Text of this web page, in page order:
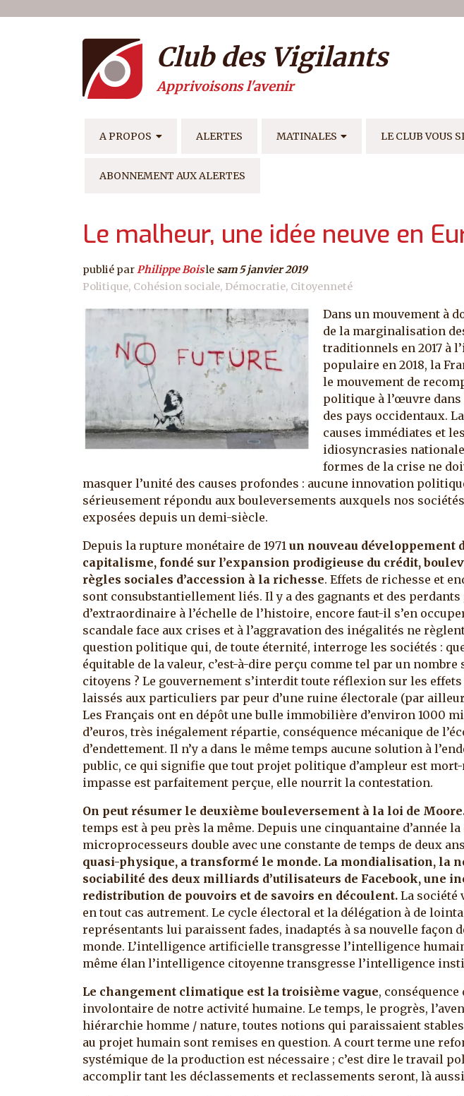
Menu du compte de l'utilisateur
Club des Vigilants
Apprivoisons l'avenir
NAVIGATION PRINCIPALE
A PROPOS ALERTES MATINALES LE CLUB VOUS
ABONNEMENT AUX ALERTES
Le malheur, une idée neuve en
publié par Philippe Boisle sam 5 janvier 2019
Politique Cohésion sociale Démocratie Citoyenneté
Dans un mouvement à
de la marginalisation
traditionnels en 2017 à
populaire en 2018, la
le mouvement de
politique à l’œuvre
des pays occidentaux.
causes immédiates et les
idiosyncrasies
formes de la crise ne
masquer l’unité des causes profondes : aucune innovation
sérieusement répondu aux bouleversements auxquels nos
exposées depuis un demi-siècle.
Depuis la rupture monétaire de 1971 un nouveau développement
capitalisme, fondé sur l’expansion prodigieuse du crédit,
règles sociales d’accession à la richesse. Effets de richesse et
sont consubstantiellement liés. Il y a des gagnants et des perdants
d’extraordinaire à l’échelle de l’histoire, encore faut-il s’en
scandale face aux crises et à l’aggravation des inégalités ne
question politique qui, de toute éternité, interroge les sociétés :
équitable de la valeur, c’est-à-dire perçu comme tel par un nombre
citoyens ? Le gouvernement s’interdit toute réflexion sur les
laissés aux particuliers par peur d’une ruine électorale (par
Les Français ont en dépôt une bulle immobilière d’environ 1000
d’euros, très inégalement répartie, conséquence mécanique de
d’endettement. Il n’y a dans le même temps aucune solution à
public, ce qui signifie que tout projet politique d’ampleur est mort-
impasse est parfaitement perçue, elle nourrit la contestation.
On peut résumer le deuxième bouleversement à la loi de
temps est à peu près la même. Depuis une cinquantaine d’année la
microprocesseurs double avec une constante de temps de deux
quasi-physique, a transformé le monde. La mondialisation, la
sociabilité des deux milliards d’utilisateurs de Facebook, une
redistribution de pouvoirs et de savoirs en découlent. La société
en tout cas autrement. Le cycle électoral et la délégation à de
représentants lui paraissent fades, inadaptés à sa nouvelle façon
monde. L’intelligence artificielle transgresse l’intelligence
même élan l’intelligence citoyenne transgresse l’intelligence
Le changement climatique est la troisième vague,
involontaire de notre activité humaine. Le temps, le progrès,
hiérarchie homme / nature, toutes notions qui paraissaient
au projet humain sont remises en question. A court terme une
systémique de la production est nécessaire ; c’est dire le travail
accomplir tant les déclassements et reclassements seront, là